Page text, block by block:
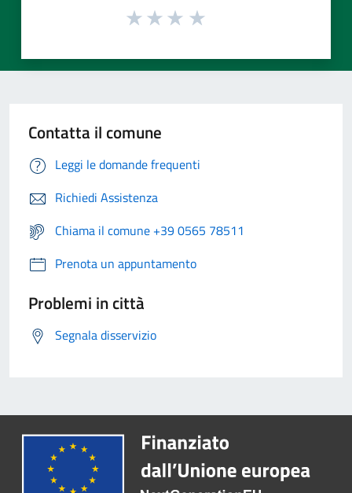
Contatta il comune
Leggi le domande frequenti
Richiedi Assistenza
Chiama il comune +39 0565 78511
Prenota un appuntamento
Problemi in città
Segnala disservizio